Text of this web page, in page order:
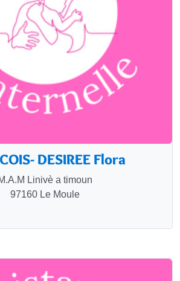
DESIREE Flora
Linivè a timoun
97160 Le Moule